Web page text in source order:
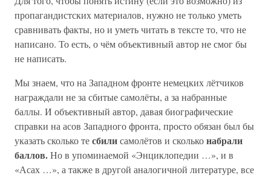
пропагандистских материалов, нужно не только уметь
сравнивать факты, но и уметь читать в тексте то, что не
написано. То есть, о чём объективный автор не смог бы
не написать.
Мы знаем, что на Западном фронте немецких лётчиков
награждали не за сбитые самолёты, а за набранные
баллы. И объективный автор, давая биографические
справки на асов Западного фронта, просто обязан был бы
указать сколько тесбилисамолётов и скольконабрали
баллов.Но в упоминаемой «Энциклопедии …», и в
«Асах …», а также в другой аналогичной литературе, все